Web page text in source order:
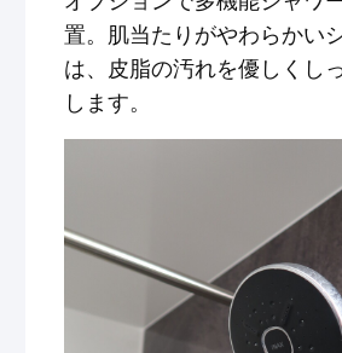
置。肌当たりがやわらかい
は、皮脂の汚れを優しくし
します。